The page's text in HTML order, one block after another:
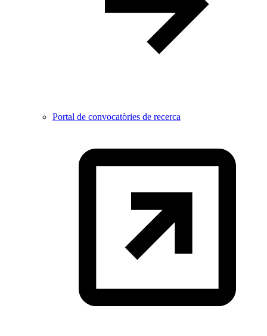
Portal de convocatòries de recerca